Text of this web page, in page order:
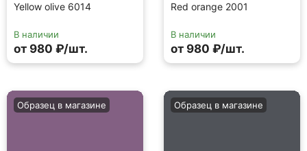
Yellow olive 6014
В наличии
от 980 ₽/шт.
Red orange 2001
В наличии
от 980 ₽/шт.
Образец в магазине Образец в магазине